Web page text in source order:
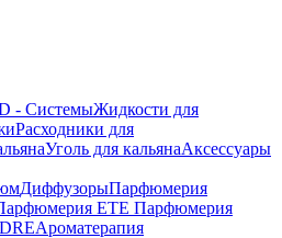
- СистемыЖидкости для
Расходники для
Уголь для кальянаАксессуары
ДиффузорыПарфюмерия
ETE Парфюмерия
Ароматерапия